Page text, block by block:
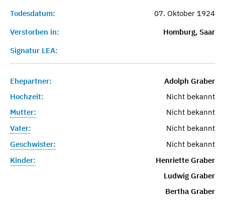
Todesdatum:
07. Oktober 1924
Verstorben in:
Homburg, Saar
Signatur LEA:
Ehepartner:
Adolph Graber
Hochzeit:
Nicht bekannt
Mutter:
Nicht bekannt
Vater:
Nicht bekannt
Geschwister:
Nicht bekannt
Kinder:
Henriette Graber
Ludwig Graber
Bertha Graber